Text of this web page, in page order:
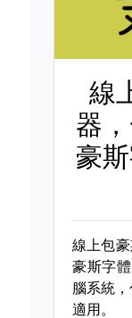
線
器
豪
線上包
豪斯字
腦系統
適用。